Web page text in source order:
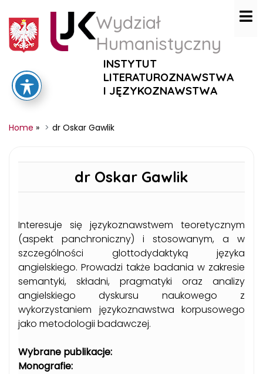
Wydział
Humanistyczny
INSTYTUT
LITERATUROZNAWSTWA
I JĘZYKOZNAWSTWA
Home » dr Oskar Gawlik
dr Oskar Gawlik
Interesuje się językoznawstwem teoretycznym
(aspekt panchroniczny) i stosowanym, a w
szczególności glottodydaktyką języka
angielskiego. Prowadzi także badania w zakresie
semantyki, składni, pragmatyki oraz analizy
angielskiego dyskursu naukowego z
wykorzystaniem językoznawstwa korpusowego
jako metodologii badawczej.
Wybrane publikacje:
Monografie: